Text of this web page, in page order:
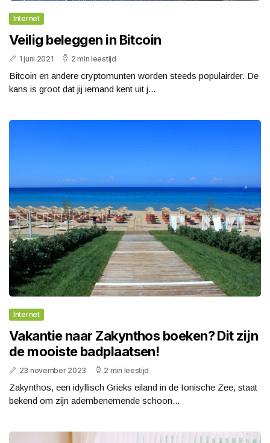
Internet
Veilig beleggen in Bitcoin
1 juni 2021 2 min leestijd
Bitcoin en andere cryptomunten worden steeds populairder. De
kans is groot dat jij iemand kent uit j...
Internet
Vakantie naar Zakynthos boeken? Dit zijn
de mooiste badplaatsen!
23 november 2023 2 min leestijd
Zakynthos, een idyllisch Grieks eiland in de Ionische Zee, staat
bekend om zijn adembenemende schoon...